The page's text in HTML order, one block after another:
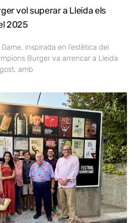
vol superar a Lleida els
2025
inspirada en l’estètica del
Burger va arrencar a Lleida
amb